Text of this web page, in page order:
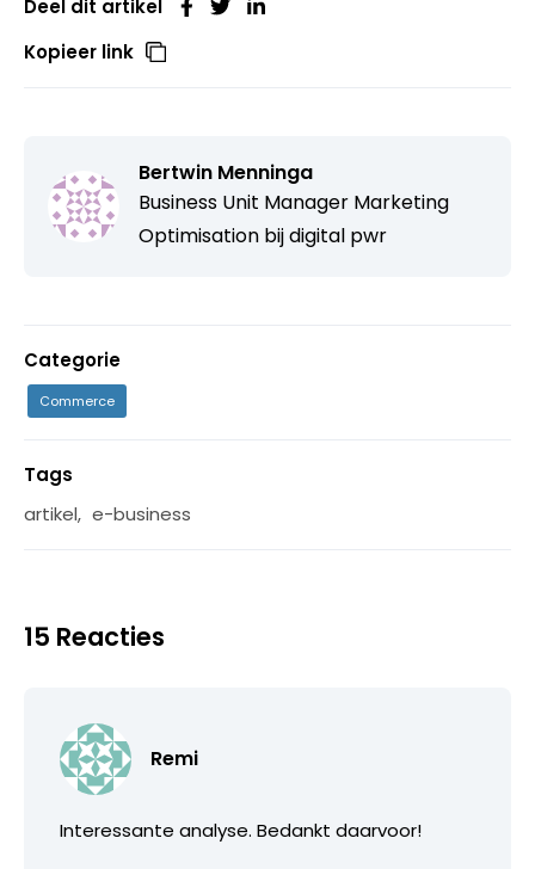
Deel dit artikel
Kopieer link
Bertwin Menninga
Business Unit Manager Marketing
Optimisation bijdigital pwr
Categorie
Commerce
Tags
artikel, e-business
15 Reacties
Remi
Interessante analyse. Bedankt daarvoor!